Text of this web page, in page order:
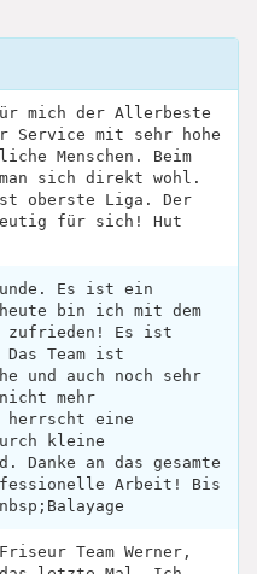
mich der Allerbeste
Service mit sehr hohe
Menschen. Beim
sich direkt wohl.
oberste Liga. Der
für sich! Hut
Es ist ein
bin ich mit dem
zufrieden! Es ist
Team ist
und auch noch sehr
mehr
eine
kleine
Danke an das gesamte
Arbeit! Bis
Team Werner,